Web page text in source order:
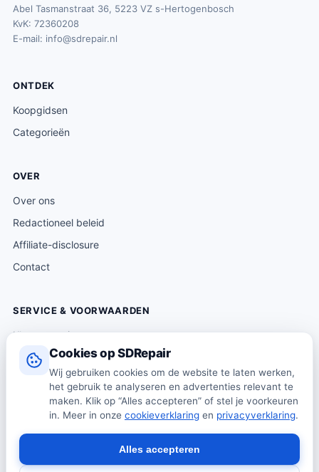
Cookies op SDRepair
Wij gebruiken cookies om de website te laten werken,
het gebruik te analyseren en advertenties relevant te
maken. Klik op “Alles accepteren” of stel je voorkeuren
in. Meer in onze cookieverklaring en privacyverklaring.
Alles accepteren
Abel Tasmanstraat 36, 5223 VZ s-Hertogenbosch
KvK: 72360208
E-mail: info@sdrepair.nl
ONTDEK
Koopgidsen
Categorieën
OVER
Over ons
Redactioneel beleid
Affiliate-disclosure
Contact
SERVICE & VOORWAARDEN
Klantenservice
Verzending & levering
Retourneren
Algemene voorwaarden